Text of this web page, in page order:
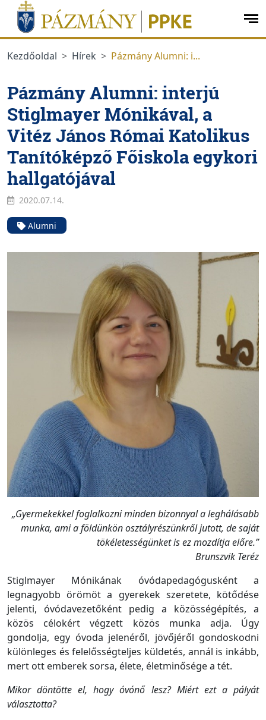
Ugrás a menüre
Ugrás a tartalomra
Kezdőoldal
Hírek Pázmány Alumni: i...
Pázmány Alumni: interjú
Stiglmayer Mónikával, a
Vitéz János Római Katolikus
Tanítóképző Főiskola egykori
hallgatójával
2020.07.14.
Alumni
„Gyermekekkel foglalkozni minden bizonnyal a leghálásabb
munka, ami a földünkön osztályrészünkről jutott, de saját
tökéletességünket is ez mozdítja előre.”
Brunszvik Teréz
Stiglmayer Mónikának óvódapedagógusként a
legnagyobb örömöt a gyerekek szeretete, kötődése
jelenti, óvódavezetőként pedig a közösségépítés, a
közös célokért végzett közös munka adja. Úgy
gondolja, egy óvoda jelenéről, jövőjéről gondoskodni
különleges és felelősségteljes küldetés, annál is inkább,
mert ott emberek sorsa, élete, életminősége a tét.
Mikor döntötte el, hogy óvónő lesz? Miért ezt a pályát
választotta?